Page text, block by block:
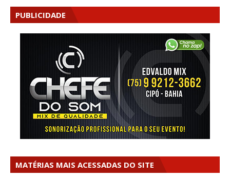
PUBLICIDADE
MATÉRIAS MAIS ACESSADAS DO SITE